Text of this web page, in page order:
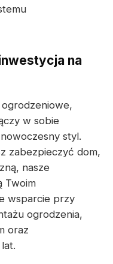
na
w sobie
styl.
zabezpieczyć dom,
nasze
Twoim
wsparcie przy
ogrodzenia,
oraz